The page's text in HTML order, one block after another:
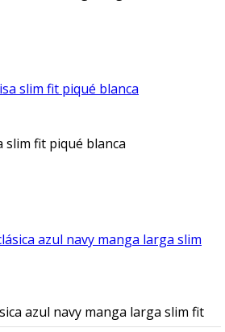
slim fit piqué blanca
azul navy manga larga slim fit